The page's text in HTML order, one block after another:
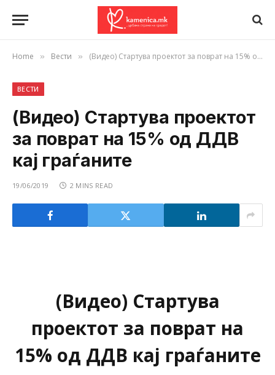
Home » Вести » (Видео) Стартува проектот за поврат на 15% од ДДВ кај граѓаните
ВЕСТИ
(Видео) Стартува проектот
за поврат на 15% од ДДВ
кај граѓаните
19/06/2019 2 MINS READ
(Видео) Стартува
проектот за поврат на
15% од ДДВ кај граѓаните